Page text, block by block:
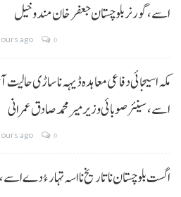
اسے،گورنر بلوچستان جعفر خان مندوخیل
ago 0
مکہ اسیجائی دفاعی معاہدہ ڈیہہ نا ساڑی حالیت
اسے،سینئر صوبائی وزیر میر محمد صادق عمرانی
ago 0
8 اگست بلوچستان نا تاریخ نا اسہ تہار ءُ دے